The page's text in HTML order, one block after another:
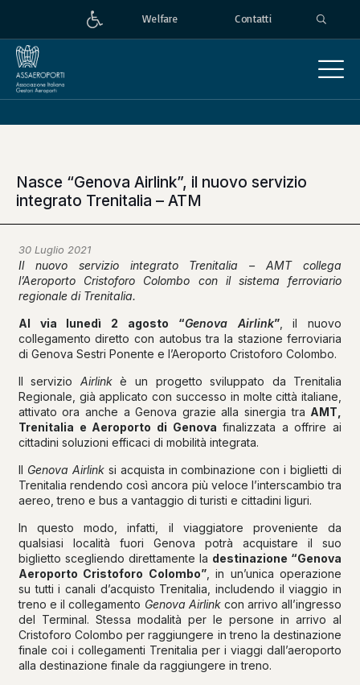
Welfare Contatti
Nasce “Genova Airlink”, il nuovo servizio
integrato Trenitalia – ATM
30 Luglio 2021
Il nuovo servizio integrato Trenitalia – AMT collega
l’Aeroporto Cristoforo Colombo con il sistema ferroviario
regionale di Trenitalia.
Al via lunedì 2 agosto “Genova Airlink”, il nuovo
collegamento diretto con autobus tra la stazione ferroviaria
di Genova Sestri Ponente e l’Aeroporto Cristoforo Colombo.
Il servizio Airlinkè un progetto sviluppato da Trenitalia
Regionale, già applicato con successo in molte città italiane,
attivato ora anche a Genova grazie alla sinergia tra AMT,
Trenitalia e Aeroporto di Genova finalizzata a offrire ai
cittadini soluzioni efficaci di mobilità integrata.
Il Genova Airlinksi acquista in combinazione con i biglietti di
Trenitalia rendendo così ancora più veloce l’interscambio tra
aereo, treno e bus a vantaggio di turisti e cittadini liguri.
In questo modo, infatti, il viaggiatore proveniente da
qualsiasi località fuori Genova potrà acquistare il suo
biglietto scegliendo direttamente la destinazione “Genova
Aeroporto Cristoforo Colombo”, in un’unica operazione
su tutti i canali d’acquisto Trenitalia, includendo il viaggio in
treno e il collegamento Genova Airlinkcon arrivo all’ingresso
del Terminal. Stessa modalità per le persone in arrivo al
Cristoforo Colombo per raggiungere in treno la destinazione
finale coi i collegamenti Trenitalia per i viaggi dall’aeroporto
alla destinazione finale da raggiungere in treno.